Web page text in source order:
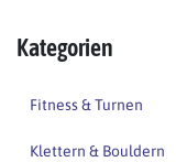
Kategorien
Fitness & Turnen
Klettern & Bouldern